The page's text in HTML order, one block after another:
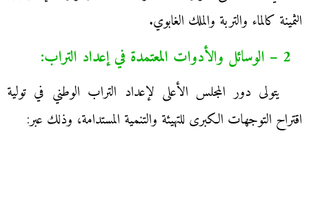
الثمينة كالماء والتربة والملك الغابوي.
2 – الوسائل والأدوات المعتمدة في إعداد التراب:
يتولى دور المجلس الأعلى لإعداد التراب الوطني في تولية
اقتراح التوجهات الكبرى للتهيئة والتنمية المستدامة، وذلك عبر: